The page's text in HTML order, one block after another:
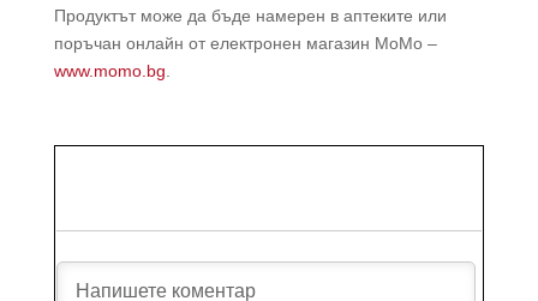
Продуктът може да бъде намерен в аптеките или
поръчан онлайн от електронен магазин МоМо –
www.momo.bg.